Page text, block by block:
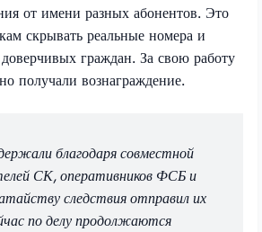
от имени разных абонентов. Это
скрывать реальные номера и
граждан. За свою работу
получали вознаграждение.
благодаря совместной
СК, оперативников ФСБ и
следствия отправил их
по делу продолжаются